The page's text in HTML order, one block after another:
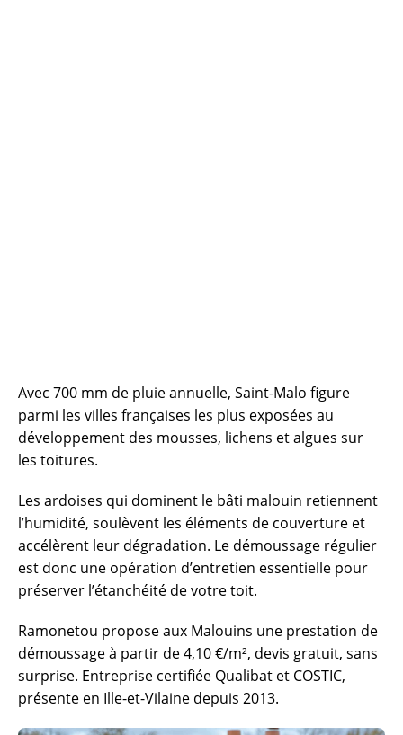
Avec 700 mm de pluie annuelle, Saint-Malo figure
parmi les villes françaises les plus exposées au
développement des mousses, lichens et algues sur
les toitures.
Les ardoises qui dominent le bâti malouin retiennent
l’humidité, soulèvent les éléments de couverture et
accélèrent leur dégradation. Le démoussage régulier
est donc une opération d’entretien essentielle pour
préserver l’étanchéité de votre toit.
Ramonetou propose aux Malouins une prestation de
démoussage à partir de 4,10 €/m², devis gratuit, sans
surprise. Entreprise certifiée Qualibat et COSTIC,
présente en Ille-et-Vilaine depuis 2013.